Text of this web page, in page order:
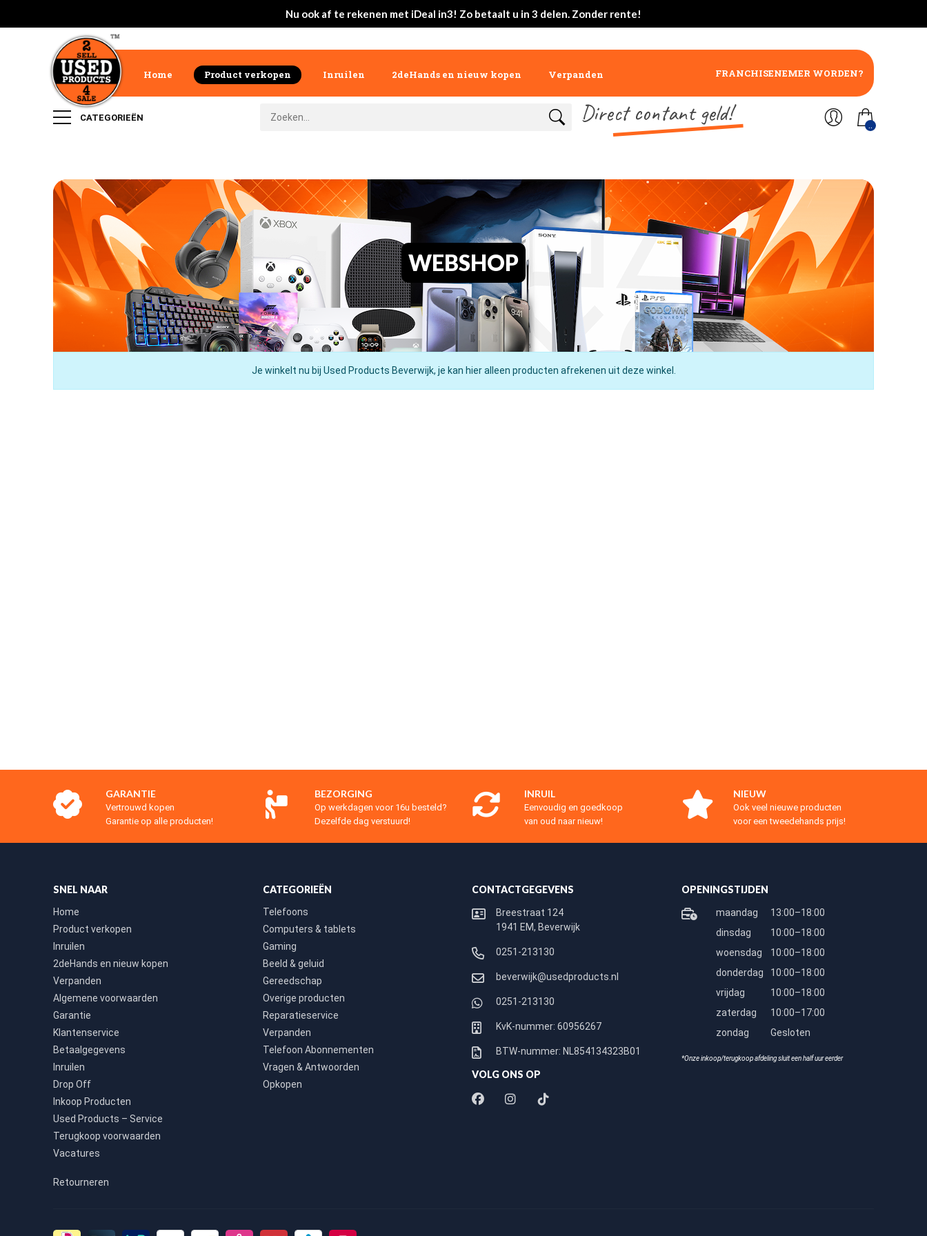
Nu ook af te rekenen met iDeal in3! Zo betaalt u in 3 delen. Zonder rente!
Home Product verkopen Inruilen 2deHands en nieuw kopen Verpanden FRANCHISENEMER WORDEN?
CATEGORIEËN Direct contant geld! ..
WEBSHOP
Je winkelt nu bij Used Products Beverwijk, je kan hier alleen producten afrekenen uit deze winkel.
GARANTIE
Vertrouwd kopen
Garantie op alle producten!
BEZORGING
Op werkdagen voor 16u besteld?
Dezelfde dag verstuurd!
INRUIL
Eenvoudig en goedkoop
van oud naar nieuw!
NIEUW
Ook veel nieuwe producten
voor een tweedehands prijs!
SNEL NAAR
Home
Product verkopen
Inruilen
2deHands en nieuw kopen
Verpanden
Algemene voorwaarden
Garantie
Klantenservice
Betaalgegevens
Inruilen
Drop Off
Inkoop Producten
Used Products – Service
Terugkoop voorwaarden
Vacatures
Retourneren
CATEGORIEËN
Telefoons
Computers & tablets
Gaming
Beeld & geluid
Gereedschap
Overige producten
Reparatieservice
Verpanden
Telefoon Abonnementen
Vragen & Antwoorden
Opkopen
CONTACTGEGEVENS
Breestraat 124
1941 EM, Beverwijk
0251-213130
beverwijk@usedproducts.nl
0251-213130
KvK-nummer: 60956267
BTW-nummer: NL854134323B01
VOLG ONS OP
OPENINGSTIJDEN
maandag
13:00–18:00
dinsdag
10:00–18:00
woensdag
10:00–18:00
donderdag
10:00–18:00
vrijdag
10:00–18:00
zaterdag
10:00–17:00
zondag
Gesloten
*Onze inkoop/terugkoop afdeling sluit een half uur eerder